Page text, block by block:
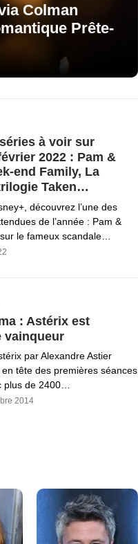
Colman
Prête-
à voir sur
2022 : Pam &
end Family, La
Taken…
découvrez l’une des
de l’année : Pam &
le fameux scandale…
: Astérix est
vainqueur
par Alexandre Astier
tête des premières séances
plus de 2400…
2014